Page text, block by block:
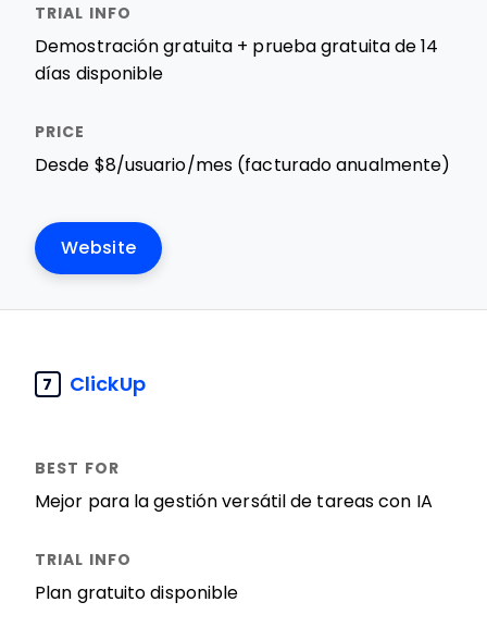
Demostración gratuita + prueba gratuita de 14
días disponible
Desde $8/usuario/mes (facturado anualmente)
Website
7 ClickUp
Mejor para la gestión versátil de tareas con IA
Plan gratuito disponible